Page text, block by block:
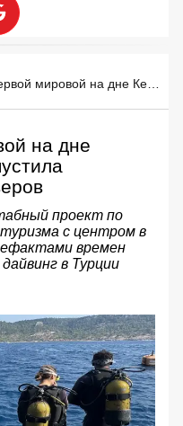
на дне
проект по
с центром в
времен
в Турции